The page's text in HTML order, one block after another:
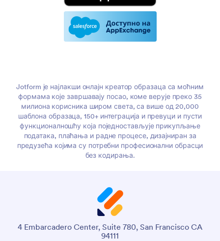
Jotform је најлакши онлајн креатор образаца са моћним
формама које завршавају посао, коме верује преко 35
милиона корисника широм света, са више од 20,000
шаблона образаца, 150+ интеграција и превуци и пусти
функционалношћу која поједностављује прикупљање
података, плаћања и радне процесе, дизајниран за
предузећа којима су потребни професионални обрасци
без кодирања.
4 Embarcadero Center, Suite 780, San Francisco CA
94111